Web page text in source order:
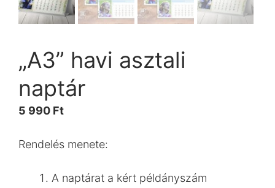
„A3” havi asztali
naptár
5 990 Ft
Rendelés menete:
A naptárat a kért példányszám